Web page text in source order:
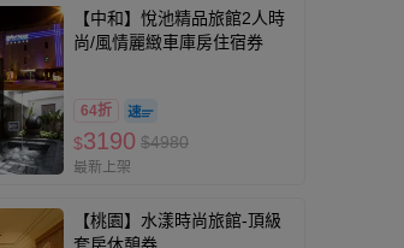
【中和】悅池精品旅館2人時
尚/風情麗緻車庫房住宿券
64折
$3190 $4980
最新上架
【桃園】水漾時尚旅館-頂級